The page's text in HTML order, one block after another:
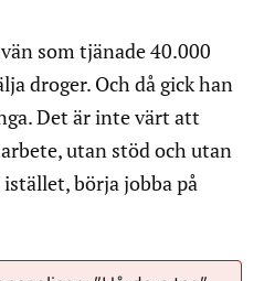
som tjänade 40.000
droger. Och då gick han
Det är inte värt att
utan stöd och utan
börja jobba på